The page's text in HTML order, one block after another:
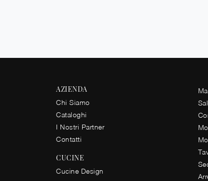
AZIENDA
Chi Siamo
Cataloghi
I Nostri Partner
Contatti
CUCINE
Cucine Design